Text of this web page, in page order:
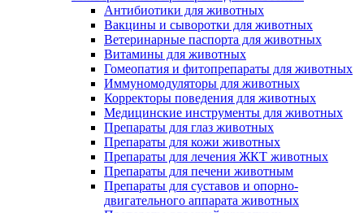
Антибиотики для животных
Вакцины и сыворотки для животных
Ветеринарные паспорта для животных
Витамины для животных
Гомеопатия и фитопрепараты для животных
Иммуномодуляторы для животных
Корректоры поведения для животных
Медицинские инструменты для животных
Препараты для глаз животных
Препараты для кожи животных
Препараты для лечения ЖКТ животных
Препараты для печени животным
Препараты для суставов и опорно-
двигательного аппарата животных